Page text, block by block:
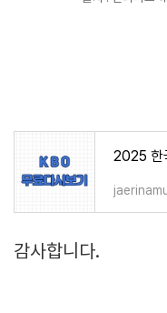
감사합니다.